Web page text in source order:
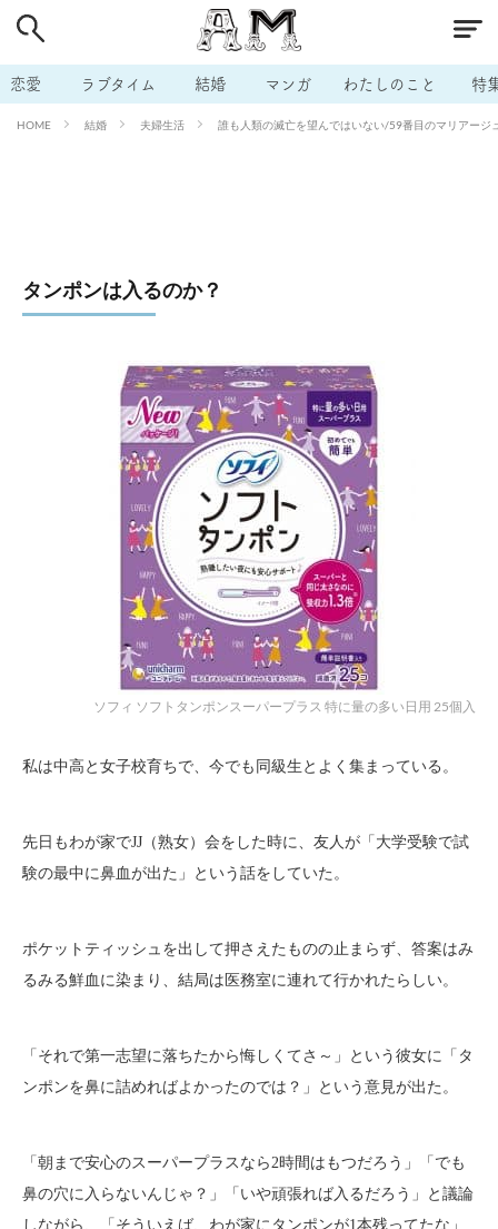
恋愛 ラブタイム 結婚 マンガ わたしのこと 特
HOME 結婚 夫婦生活 誰も人類の滅亡を望んではいない/59番目のマリアージ
タンポンは入るのか？
ソフィ ソフトタンポンスーパープラス 特に量の多い日用 25個入
私は中高と女子校育ちで、今でも同級生とよく集まっている。
先日もわが家でJJ（熟女）会をした時に、友人が「大学受験で試
験の最中に鼻血が出た」という話をしていた。
ポケットティッシュを出して押さえたものの止まらず、答案はみ
るみる鮮血に染まり、結局は医務室に連れて行かれたらしい。
「それで第一志望に落ちたから悔しくてさ～」という彼女に「タ
ンポンを鼻に詰めればよかったのでは？」という意見が出た。
「朝まで安心のスーパープラスなら2時間はもつだろう」「でも
鼻の穴に入らないんじゃ？」「いや頑張れば入るだろう」と議論
しながら、「そういえば、わが家にタンポンが1本残ってたな」
# 男の本音 # セフレ
# 不倫 # 出会う方法 # マッチングアプリ
# ラブグッズ # 体の相性 # イケない